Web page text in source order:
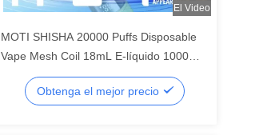
El Video
MOTI SHISHA 20000 Puffs Disposable
Vape Mesh Coil 18mL E-líquido 1000
mAh 20mg/mL Nicotina tipo-C
Obtenga el mejor precio